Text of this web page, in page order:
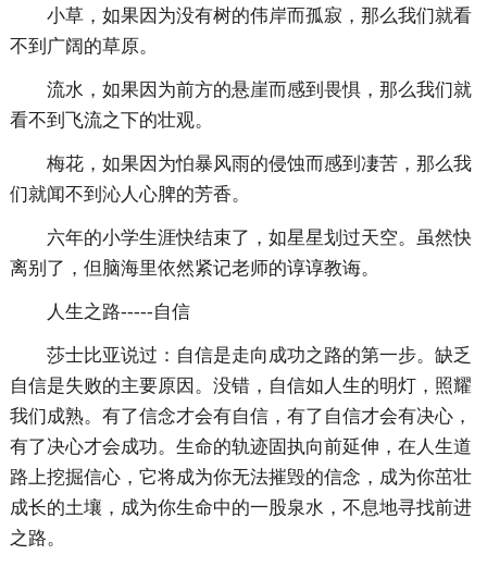
小草，如果因为没有树的伟岸而孤寂，那么我们就看
不到广阔的草原。
流水，如果因为前方的悬崖而感到畏惧，那么我们就
看不到飞流之下的壮观。
梅花，如果因为怕暴风雨的侵蚀而感到凄苦，那么我
们就闻不到沁人心脾的芳香。
六年的小学生涯快结束了，如星星划过天空。虽然快
离别了，但脑海里依然紧记老师的谆谆教诲。
人生之路-----自信
莎士比亚说过：自信是走向成功之路的第一步。缺乏
自信是失败的主要原因。没错，自信如人生的明灯，照耀
我们成熟。有了信念才会有自信，有了自信才会有决心，
有了决心才会成功。生命的轨迹固执向前延伸，在人生道
路上挖掘信心，它将成为你无法摧毁的信念，成为你茁壮
成长的土壤，成为你生命中的一股泉水，不息地寻找前进
之路。